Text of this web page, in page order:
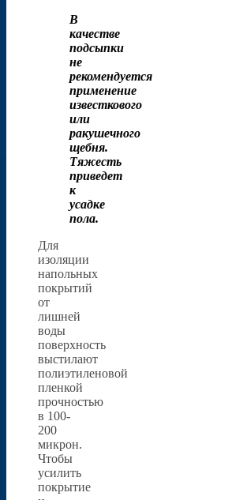
В
качестве
подсыпки
не
рекомендуется
применение
известкового
или
ракушечного
щебня.
Тяжесть
приведет
к
усадке
пола.
Для
изоляции
напольных
покрытий
от
лишней
воды
поверхность
выстилают
полиэтиленовой
пленкой
прочностью
в 100-
200
микрон.
Чтобы
усилить
покрытие